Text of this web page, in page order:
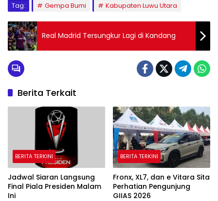
Tag: Gempa Bumi Kabupaten Luwu Utara
Real Madrid Tersungkur Lagi di Kandang
Berita Terkait
BERITA TERKINI
Jadwal Siaran Langsung
Final Piala Presiden Malam
Ini
BERITA TERKINI
Fronx, XL7, dan e Vitara Sita
Perhatian Pengunjung
GIIAS 2026